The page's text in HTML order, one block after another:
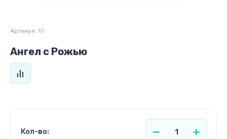
Артикул: 10
Ангел с Рожью
Кол-во: